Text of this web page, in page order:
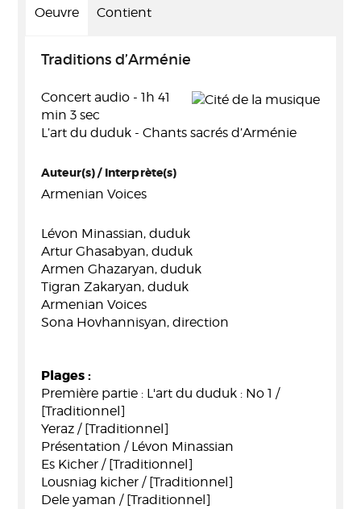
Oeuvre Contient
Traditions d’Arménie
Concert audio - 1h 41
min 3 sec
L’art du duduk - Chants sacrés d’Arménie
Auteur(s) / Interprète(s)
Armenian Voices
Lévon Minassian, duduk
Artur Ghasabyan, duduk
Armen Ghazaryan, duduk
Tigran Zakaryan, duduk
Armenian Voices
Sona Hovhannisyan, direction
Plages :
Première partie : L'art du duduk : No 1 /
[Traditionnel]
Yeraz / [Traditionnel]
Présentation / Lévon Minassian
Es Kicher / [Traditionnel]
Lousniag kicher / [Traditionnel]
Dele yaman / [Traditionnel]